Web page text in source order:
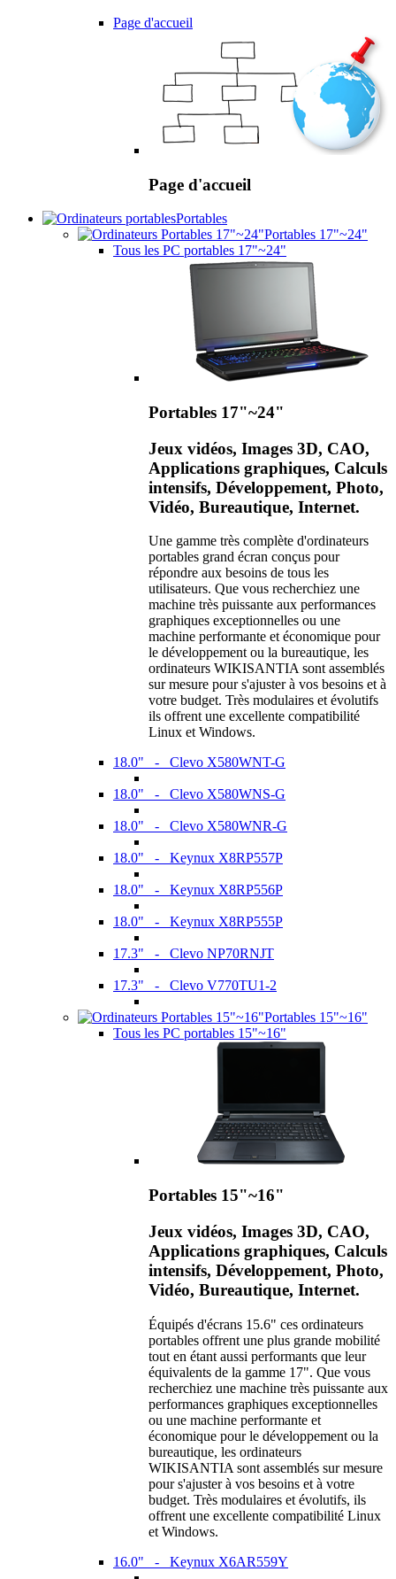
Page d'accueil
Page d'accueil
Portables
Portables 17"~24"
Tous les PC portables 17"~24"
Portables 17"~24"
Jeux vidéos, Images 3D, CAO,
Applications graphiques, Calculs
intensifs, Développement, Photo,
Vidéo, Bureautique, Internet.
Une gamme très complète d'ordinateurs
portables grand écran conçus pour
répondre aux besoins de tous les
utilisateurs. Que vous recherchiez une
machine très puissante aux performances
graphiques exceptionnelles ou une
machine performante et économique pour
le développement ou la bureautique, les
ordinateurs WIKISANTIA sont assemblés
sur mesure pour s'ajuster à vos besoins et à
votre budget. Très modulaires et évolutifs
ils offrent une excellente compatibilité
Linux et Windows.
18.0" - Clevo X580WNT-G
18.0" - Clevo X580WNS-G
18.0" - Clevo X580WNR-G
18.0" - Keynux X8RP557P
18.0" - Keynux X8RP556P
18.0" - Keynux X8RP555P
17.3" - Clevo NP70RNJT
17.3" - Clevo V770TU1-2
Portables 15"~16"
Tous les PC portables 15"~16"
Portables 15"~16"
Jeux vidéos, Images 3D, CAO,
Applications graphiques, Calculs
intensifs, Développement, Photo,
Vidéo, Bureautique, Internet.
Équipés d'écrans 15.6" ces ordinateurs
portables offrent une plus grande mobilité
tout en étant aussi performants que leur
équivalents de la gamme 17". Que vous
recherchiez une machine très puissante aux
performances graphiques exceptionnelles
ou une machine performante et
économique pour le développement ou la
bureautique, les ordinateurs
WIKISANTIA sont assemblés sur mesure
pour s'ajuster à vos besoins et à votre
budget. Très modulaires et évolutifs, ils
offrent une excellente compatibilité Linux
et Windows.
16.0" - Keynux X6AR559Y